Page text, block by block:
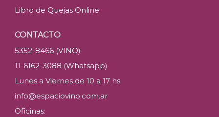
Libro de Quejas Online
CONTACTO
5352-8466 (VINO)
11-6162-3088 (Whatsapp)
Lunes a Viernes de 10 a 17 hs.
info@espaciovino.com.ar
Oficinas: